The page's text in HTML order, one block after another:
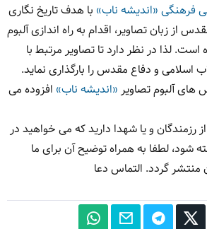
فرهنگی «اندیشه ناب» با هدف تاریخ نگاری
از زبان تصاویر، اقدام به راه اندازی آلبوم
لذا در نظر دارد تا تصاویر مرتبط با
اسلامی و دفاع مقدس را بارگذاری نماید.
های آلبوم تصاویر «اندیشه ناب» افزوده می
و یا شهدا دارید که می خواهید در
شود، لطفا به همراه توضیح آن برای ما
منتشر گردد. التماس دعا